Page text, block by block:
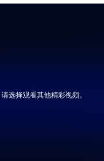
选择观看其他精彩视频。